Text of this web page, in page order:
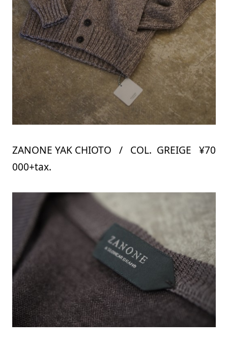
ZANONE YAK CHIOTO / COL. GREIGE ¥70
000+tax.